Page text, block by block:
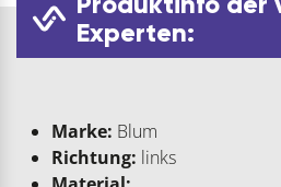
Experten:
Marke: Blum
Richtung: links